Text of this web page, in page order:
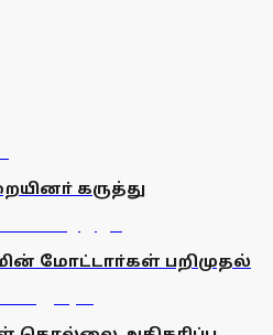
கருத்து
மின் மோட்டாா்கள் பறிமுதல்